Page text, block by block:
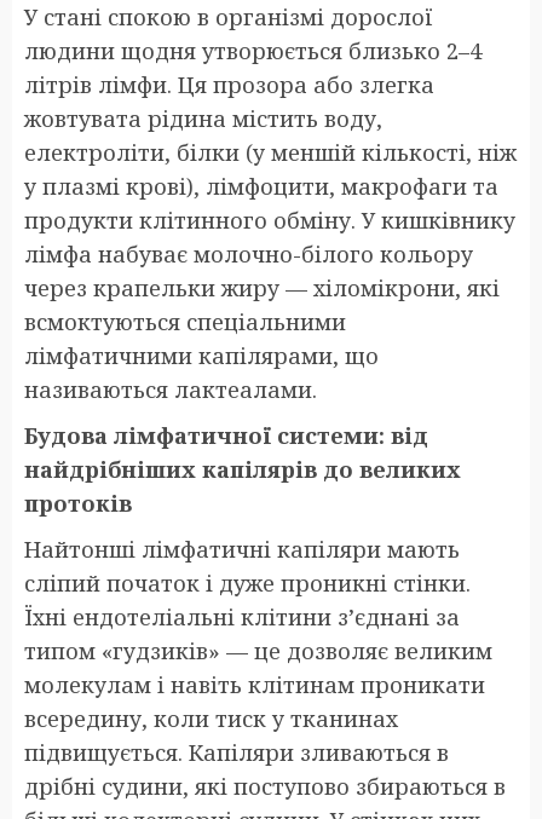
У стані спокою в організмі дорослої
людини щодня утворюється близько 2–4
літрів лімфи. Ця прозора або злегка
жовтувата рідина містить воду,
електроліти, білки (у меншій кількості, ніж
у плазмі крові), лімфоцити, макрофаги та
продукти клітинного обміну. У кишківнику
лімфа набуває молочно-білого кольору
через крапельки жиру — хіломікрони, які
всмоктуються спеціальними
лімфатичними капілярами, що
називаються лактеалами.
Будова лімфатичної системи: від
найдрібніших капілярів до великих
протоків
Найтонші лімфатичні капіляри мають
сліпий початок і дуже проникні стінки.
Їхні ендотеліальні клітини з’єднані за
типом «гудзиків» — це дозволяє великим
молекулам і навіть клітинам проникати
всередину, коли тиск у тканинах
підвищується. Капіляри зливаються в
дрібні судини, які поступово збираються в